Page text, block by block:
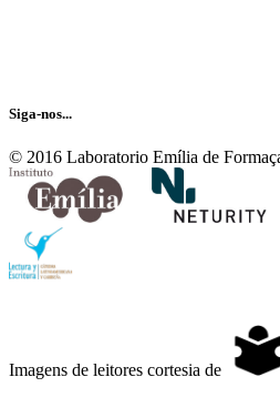
Siga-nos...
© 2016 Laboratorio Emília de
Imagens de leitores cortesia de